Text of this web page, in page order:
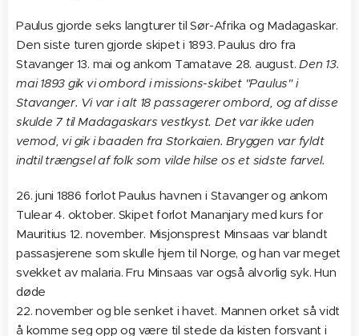
Paulus gjorde seks langturer til Sør-Afrika og Madagaskar.
Den siste turen gjorde skipet i 1893. Paulus dro fra
Stavanger 13. mai og ankom Tamatave 28. august.Den 13.
mai 1893 gik vi ombord i missions-skibet "Paulus" i
Stavanger. Vi var i alt 18 passagerer ombord, og af disse
skulde 7 til Madagaskars vestkyst. Det var ikke uden
vemod, vi gik i baaden fra Storkaien. Bryggen var fyldt
indtil trængsel af folk som vilde hilse os et sidste farvel.
26. juni 1886 forlot Paulus havnen i Stavanger og ankom
Tulear 4. oktober. Skipet forlot Mananjary med kurs for
Mauritius 12. november. Misjonsprest Minsaas var blandt
passasjerene som skulle hjem til Norge, og han var meget
svekket av malaria. Fru Minsaas var også alvorlig syk. Hun
døde
22. november og ble senket i havet. Mannen orket så vidt
å komme seg opp og være til stede da kisten forsvant i